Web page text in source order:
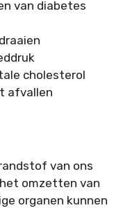
van diabetes
cholesterol
afvallen
van ons
het omzetten van
organen kunnen